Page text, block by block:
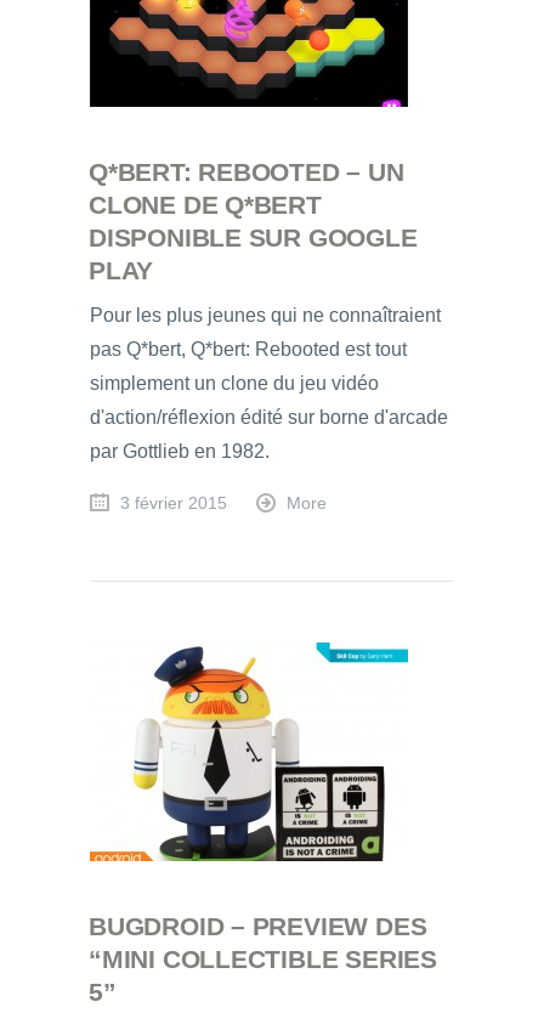
Q*BERT: REBOOTED – UN
CLONE DE Q*BERT
DISPONIBLE SUR GOOGLE
PLAY
Pour les plus jeunes qui ne connaîtraient
pas Q*bert, Q*bert: Rebooted est tout
simplement un clone du jeu vidéo
d'action/réflexion édité sur borne d'arcade
par Gottlieb en 1982.
3 février 2015 More
BUGDROID – PREVIEW DES
“MINI COLLECTIBLE SERIES
5”